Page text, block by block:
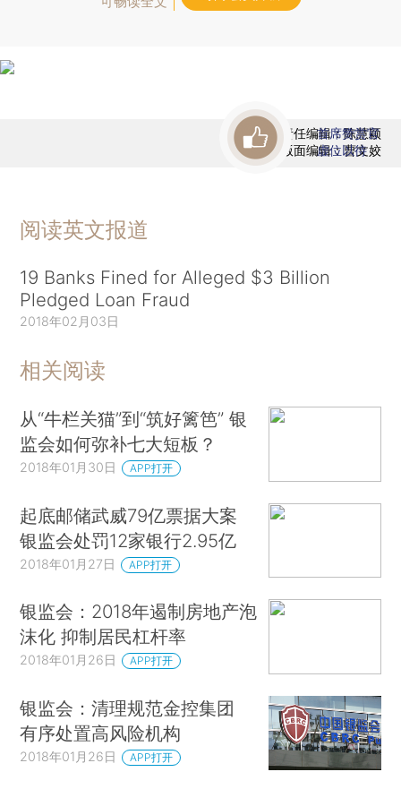
责任编辑：陈慧颖
版面编辑：曹文姣
首席赞赏官
虚位以待
阅读英文报道
19 Banks Fined for Alleged $3 Billion
Pledged Loan Fraud
2018年02月03日
相关阅读
从“牛栏关猫”到“筑好篱笆” 银
监会如何弥补七大短板？
2018年01月30日 APP打开
起底邮储武威79亿票据大案
银监会处罚12家银行2.95亿
2018年01月27日 APP打开
银监会：2018年遏制房地产泡
沫化 抑制居民杠杆率
2018年01月26日 APP打开
银监会：清理规范金控集团
有序处置高风险机构
2018年01月26日 APP打开